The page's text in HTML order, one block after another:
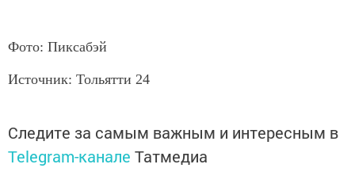
Фото: Пиксабэй
Источник: Тольятти 24
Следите за самым важным и интересным в
Telegram-канале Татмедиа